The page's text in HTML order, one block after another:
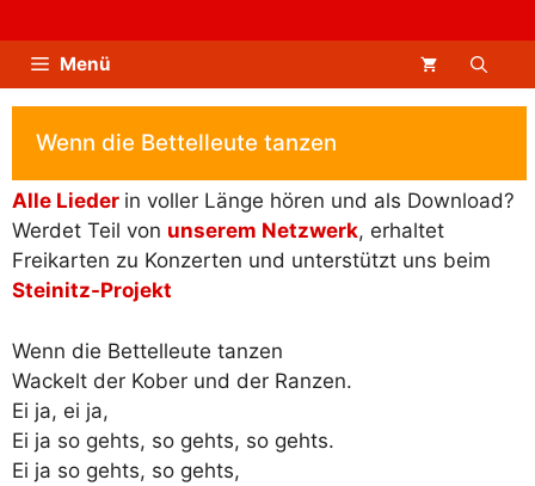
Inhalt
springenMenü
Wenn die Bettelleute tanzen
Alle Lieder in voller Länge hören und als Download?
Werdet Teil von unserem Netzwerk, erhaltet
Freikarten zu Konzerten und unterstützt uns beim
Steinitz-Projekt
Wenn die Bettelleute tanzen
Wackelt der Kober und der Ranzen.
Ei ja, ei ja,
Ei ja so gehts, so gehts, so gehts.
Ei ja so gehts, so gehts,